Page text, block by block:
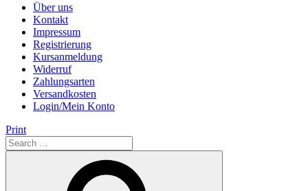
Über uns
Kontakt
Impressum
Registrierung
Kursanmeldung
Widerruf
Zahlungsarten
Versandkosten
Login/Mein Konto
Print
Search
for: